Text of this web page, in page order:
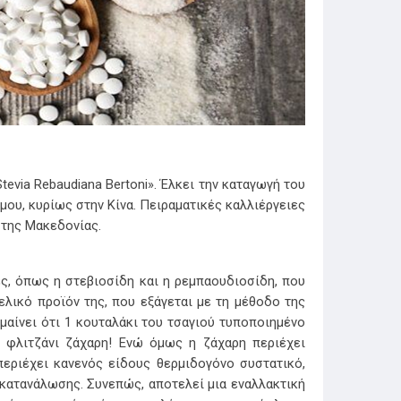
Rebaudiana Bertoni». Έλκει την καταγωγή του
κυρίως στην Κίνα. Πειραματικές καλλιέργειες
Μακεδονίας.
όπως η στεβιοσίδη και η ρεμπαουδιοσίδη, που
προϊόν της, που εξάγεται με τη μέθοδο της
ότι 1 κουταλάκι του τσαγιού τυποποιημένο
φλιτζάνι ζάχαρη! Ενώ όμως η ζάχαρη περιέχει
κανενός είδους θερμιδογόνο συστατικό,
Συνεπώς, αποτελεί μια εναλλακτική